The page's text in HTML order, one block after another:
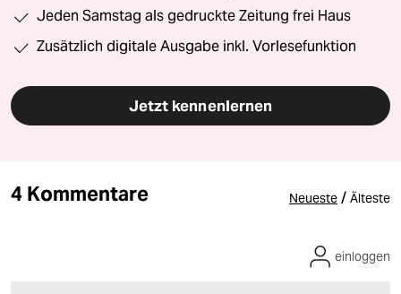
Jeden Samstag als gedruckte Zeitung frei Haus
Zusätzlich digitale Ausgabe inkl. Vorlesefunktion
Jetzt kennenlernen
4 Kommentare Neueste / Älteste
einloggen